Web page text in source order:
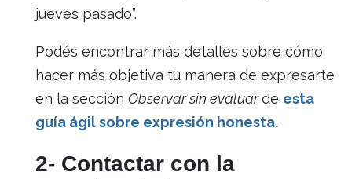
jueves pasado”.
Podés encontrar más detalles sobre cómo
hacer más objetiva tu manera de expresarte
en la sección Observar sin evaluarde esta
guía ágil sobre expresión honesta.
2- Contactar con la